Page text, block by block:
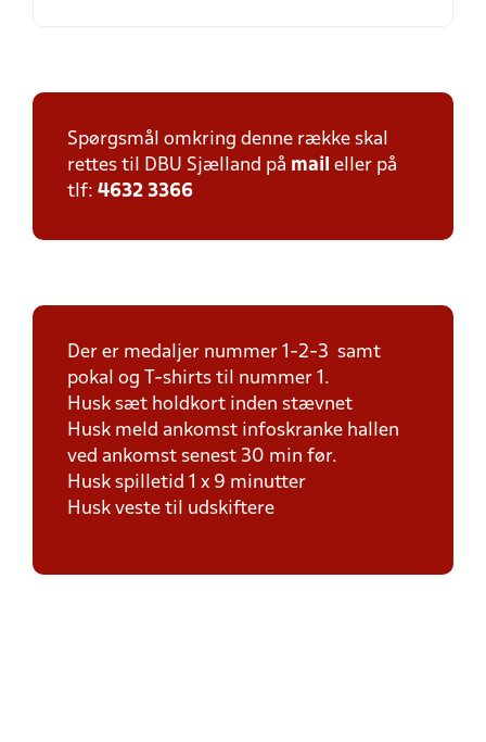
Spørgsmål omkring denne række skal
rettes til DBU Sjælland på mail eller på
tlf: 4632 3366
Der er medaljer nummer 1-2-3 samt
pokal og T-shirts til nummer 1.
Husk sæt holdkort inden stævnet
Husk meld ankomst infoskranke hallen
ved ankomst senest 30 min før.
Husk spilletid 1 x 9 minutter
Husk veste til udskiftere